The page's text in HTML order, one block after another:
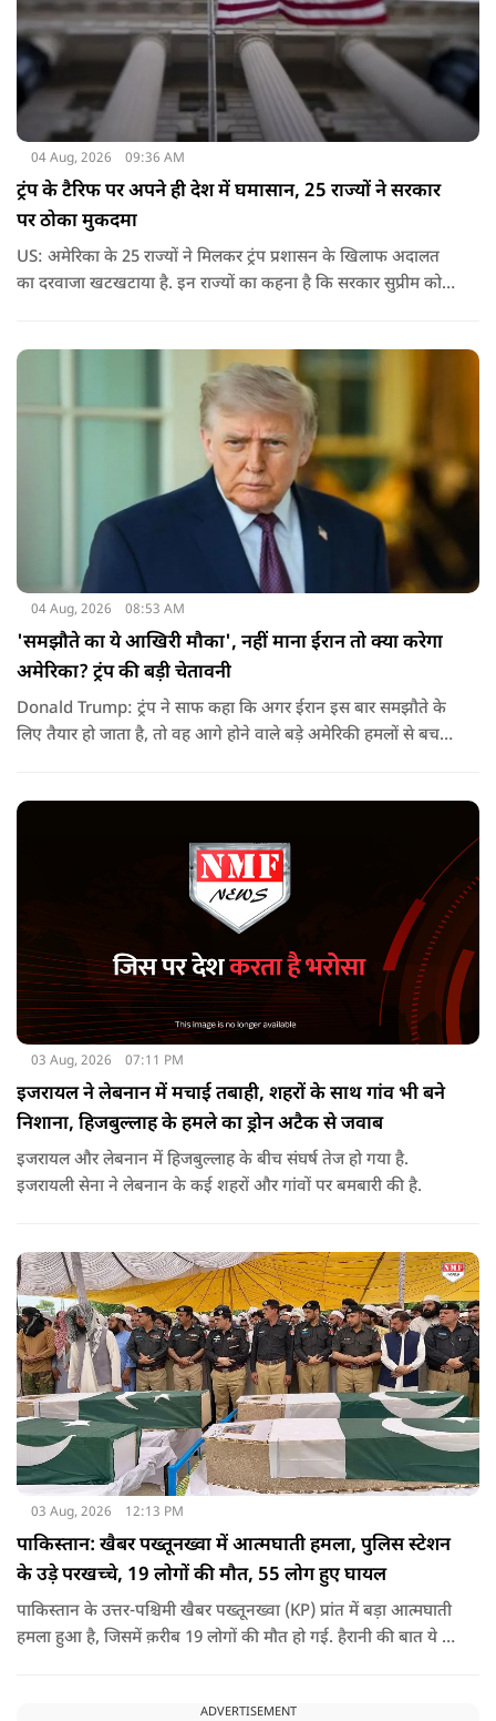
04 Aug, 2026 09:36 AM
ट्रंप के टैरिफ पर अपने ही देश में घमासान, 25 राज्यों ने सरकार
पर ठोका मुकदमा
US: अमेरिका के 25 राज्यों ने मिलकर ट्रंप प्रशासन के खिलाफ अदालत
का दरवाजा खटखटाया है. इन राज्यों का कहना है कि सरकार सुप्रीम कोर्ट
04 Aug, 2026 08:53 AM
'समझौते का ये आखिरी मौका', नहीं माना ईरान तो क्या करेगा
अमेरिका? ट्रंप की बड़ी चेतावनी
Donald Trump: ट्रंप ने साफ कहा कि अगर ईरान इस बार समझौते के
लिए तैयार हो जाता है, तो वह आगे होने वाले बड़े अमेरिकी हमलों से बच
03 Aug, 2026 07:11 PM
इजरायल ने लेबनान में मचाई तबाही, शहरों के साथ गांव भी बने
निशाना, हिजबुल्लाह के हमले का ड्रोन अटैक से जवाब
इजरायल और लेबनान में हिजबुल्लाह के बीच संघर्ष तेज हो गया है.
इजरायली सेना ने लेबनान के कई शहरों और गांवों पर बमबारी की है.
03 Aug, 2026 12:13 PM
पाकिस्तान: खैबर पख्तूनख्वा में आत्मघाती हमला, पुलिस स्टेशन
के उड़े परखच्चे, 19 लोगों की मौत, 55 लोग हुए घायल
पाकिस्तान के उत्तर-पश्चिमी खैबर पख्तूनख्वा (KP) प्रांत में बड़ा आत्मघाती
हमला हुआ है, जिसमें क़रीब 19 लोगों की मौत हो गई. हैरानी की बात ये है
ADVERTISEMENT